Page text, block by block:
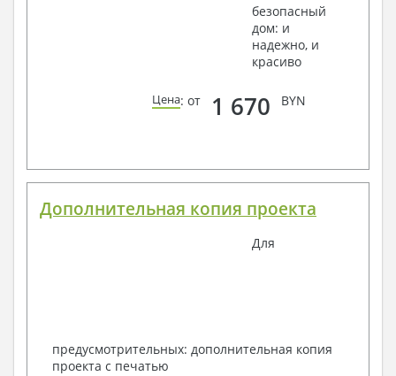
безопасный
дом: и
надежно, и
красиво
Цена: от 1 670 BYN
Дополнительная копия проекта
Для
предусмотрительных: дополнительная копия
проекта с печатью